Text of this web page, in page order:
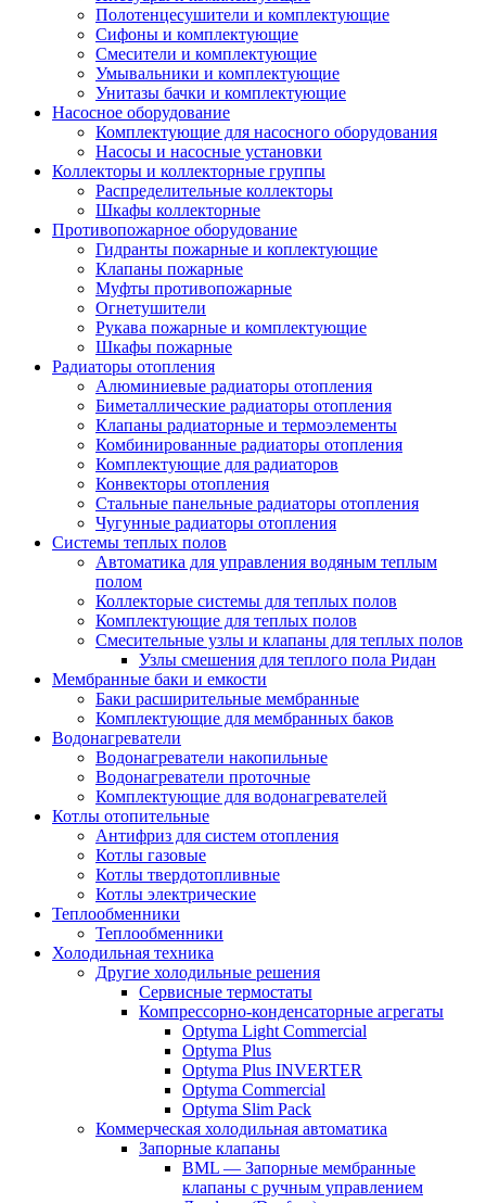
Полотенцесушители и комплектующие
Сифоны и комплектующие
Смесители и комплектующие
Умывальники и комплектующие
Унитазы бачки и комплектующие
Насосное оборудование
Комплектующие для насосного оборудования
Насосы и насосные установки
Коллекторы и коллекторные группы
Распределительные коллекторы
Шкафы коллекторные
Противопожарное оборудование
Гидранты пожарные и коплектующие
Клапаны пожарные
Муфты противопожарные
Огнетушители
Рукава пожарные и комплектующие
Шкафы пожарные
Радиаторы отопления
Алюминиевые радиаторы отопления
Биметаллические радиаторы отопления
Клапаны радиаторные и термоэлементы
Комбинированные радиаторы отопления
Комплектующие для радиаторов
Конвекторы отопления
Стальные панельные радиаторы отопления
Чугунные радиаторы отопления
Системы теплых полов
Автоматика для управления водяным теплым
полом
Коллекторые системы для теплых полов
Комплектующие для теплых полов
Смесительные узлы и клапаны для теплых полов
Узлы смешения для теплого пола Ридан
Мембранные баки и емкости
Баки расширительные мембранные
Комплектующие для мембранных баков
Водонагреватели
Водонагреватели накопильные
Водонагреватели проточные
Комплектующие для водонагревателей
Котлы отопительные
Антифриз для систем отопления
Котлы газовые
Котлы твердотопливные
Котлы электрические
Теплообменники
Теплообменники
Холодильная техника
Другие холодильные решения
Сервисные термостаты
Компрессорно-конденсаторные агрегаты
Optyma Light Commercial
Optyma Plus
Optyma Plus INVERTER
Optyma Commercial
Optyma Slim Pack
Коммерческая холодильная автоматика
Запорные клапаны
BML — Запорные мембранные
клапаны с ручным управлением